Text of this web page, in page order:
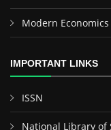
Modern
IMPORTANT LINKS
ISSN
National Library of